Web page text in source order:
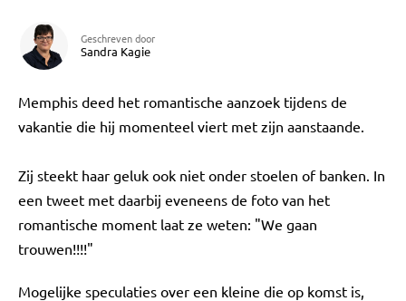
Geschreven door
Sandra Kagie
Memphis deed het romantische aanzoek tijdens de
vakantie die hij momenteel viert met zijn aanstaande.
Zij steekt haar geluk ook niet onder stoelen of banken. In
een tweet met daarbij eveneens de foto van het
romantische moment laat ze weten: "We gaan
trouwen!!!!"
Mogelijke speculaties over een kleine die op komst is,